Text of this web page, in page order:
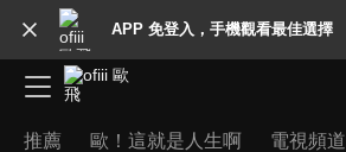
APP 免登入，手機觀看最佳選擇
推薦 歐！這就是人生啊 電視頻道